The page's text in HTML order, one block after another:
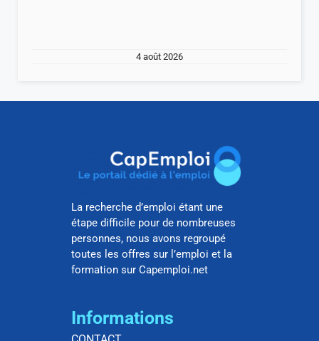
4 août 2026
La recherche d’emploi étant une
étape difficile pour de nombreuses
personnes, nous avons regroupé
toutes les offres sur l’emploi et la
formation sur Capemploi.net
Informations